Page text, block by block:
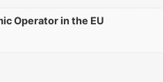
Operator in the EU